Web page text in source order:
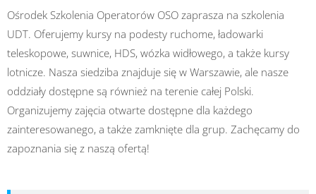
Ośrodek Szkolenia Operatorów OSO zaprasza na szkolenia
UDT. Oferujemy kursy na podesty ruchome, ładowarki
teleskopowe, suwnice, HDS, wózka widłowego, a także kursy
lotnicze. Nasza siedziba znajduje się w Warszawie, ale nasze
oddziały dostępne są również na terenie całej Polski.
Organizujemy zajęcia otwarte dostępne dla każdego
zainteresowanego, a także zamknięte dla grup. Zachęcamy do
zapoznania się z naszą ofertą!